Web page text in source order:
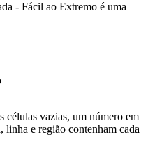
- Fácil ao Extremo é uma
células vazias, um número em
linha e região contenham cada